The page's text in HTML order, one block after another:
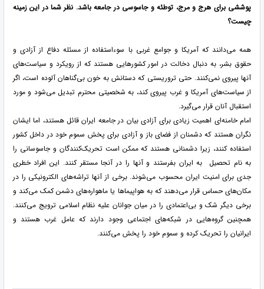
پوششی برای هرج و مرج، توطئه و جاسوسی در جامعه باشد. نظر شما در این زمینه
چیست؟
همه می‌دانند که آمریکا و جوامع غربی با سوءاستفاده از مسئله دفاع از آزادی و
حقوق بشر، به دنبال دخالت در امور کشورهایی هستند که از رویکرد و سیاست‌های
آنها پیروی نمی‌کنند. حتی تروریستی که دستانش به خون بی‌گناهان آلوده است، اگر
از سیاست‌های آمریکا و غرب پیروی کند، به شخصیتی محترم تبدیل می‌شود و مورد
استقبال آنان قرار می‌گیرد.
امام خامنه‌ای اهمیت زیادی برای آزادی‌ بیان در جامعه ایران قائل هستند، اما ایشان
نگران هستند که دشمنان از فضای باز و آزادی برای پخش سموم خود در داخل کشور
استفاده کنند، زیرا دشمنانی هستند که ممکن است تحریک‌کنندگان و جاسوسانی را
به نام تحصیل به ایران بفرستند و آنها را در آنجا مستقر کنند. این افراد خطری
جدی برای امنیت ایران محسوب می‌شوند. برخی از آنها تراشه‌های الکترونیکی را در
مکان‌های حساس قرار می‌دهند که به هواپیماها یا ماهواره‌های دشمن کمک می‌کند و
برخی دیگر شک و بی‌اعتمادی را در میان جوانان علیه نظام اسلامی ترویج می‌کنند.
همچنین گروه‌هایی در شبکه‌های اجتماعی وجود دارند که عامل غرب هستند و
ایرانیان را تحریک کرده و سموم خود را پخش می‌کنند.